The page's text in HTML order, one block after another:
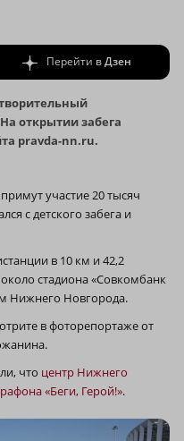
Перейти вДзен
открытии забега
pravda-nn.ru.
участие 20 тысяч
с детского забега и
в 10 км и 42,2
стадиона «Совкомбанк
Нижнего Новгорода.
в фоторепортаже от
что центр Нижнего
«Беги, Герой!».